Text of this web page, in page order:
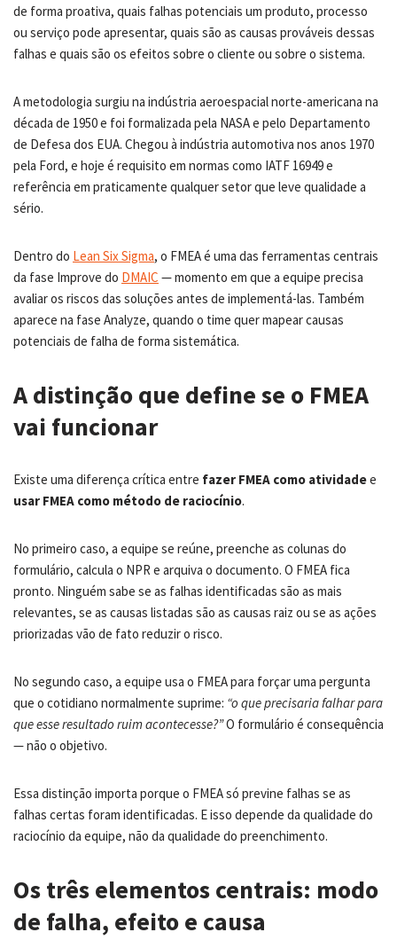
de forma proativa, quais falhas potenciais um produto, processo
ou serviço pode apresentar, quais são as causas prováveis dessas
falhas e quais são os efeitos sobre o cliente ou sobre o sistema.
A metodologia surgiu na indústria aeroespacial norte-americana na
década de 1950 e foi formalizada pela NASA e pelo Departamento
de Defesa dos EUA. Chegou à indústria automotiva nos anos 1970
pela Ford, e hoje é requisito em normas como IATF 16949 e
referência em praticamente qualquer setor que leve qualidade a
sério.
Dentro do Lean Six Sigma, o FMEA é uma das ferramentas centrais
da fase Improve do DMAIC — momento em que a equipe precisa
avaliar os riscos das soluções antes de implementá-las. Também
aparece na fase Analyze, quando o time quer mapear causas
potenciais de falha de forma sistemática.
A distinção que define se o FMEA
vai funcionar
Existe uma diferença crítica entre fazer FMEA como atividadee
usar FMEA como método de raciocínio.
No primeiro caso, a equipe se reúne, preenche as colunas do
formulário, calcula o NPR e arquiva o documento. O FMEA fica
pronto. Ninguém sabe se as falhas identificadas são as mais
relevantes, se as causas listadas são as causas raiz ou se as ações
priorizadas vão de fato reduzir o risco.
No segundo caso, a equipe usa o FMEA para forçar uma pergunta
que o cotidiano normalmente suprime: “o que precisaria falhar para
que esse resultado ruim acontecesse?”O formulário é consequência
— não o objetivo.
Essa distinção importa porque o FMEA só previne falhas se as
falhas certas foram identificadas. E isso depende da qualidade do
raciocínio da equipe, não da qualidade do preenchimento.
Os três elementos centrais: modo
de falha, efeito e causa